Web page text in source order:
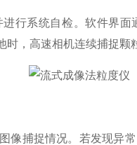
系统自检。软件界面
，高速相机连续捕捉颗
捕捉情况。若发现异